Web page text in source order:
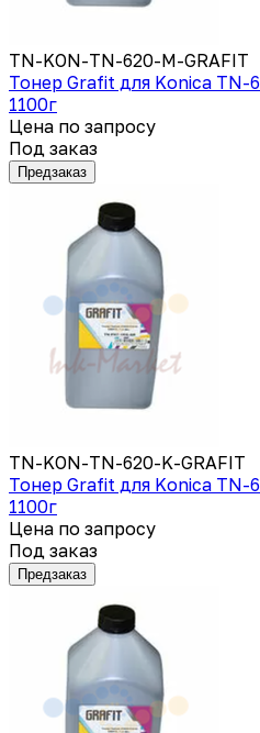
TN-KON-TN-620-M-GRAFIT
Тонер Grafit для Konica TN-
1100г
Цена по запросу
Под заказ
Предзаказ
TN-KON-TN-620-K-GRAFIT
Тонер Grafit для Konica TN-
1100г
Цена по запросу
Под заказ
Предзаказ